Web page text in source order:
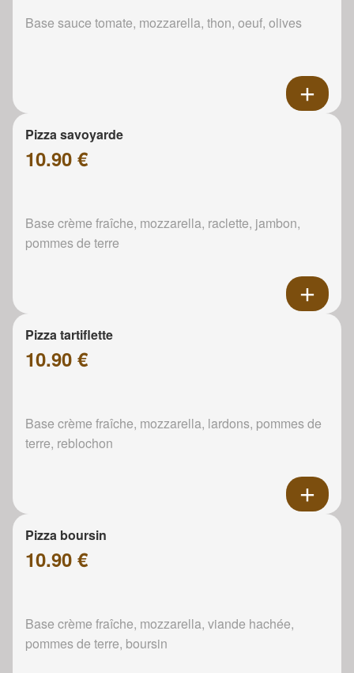
Base sauce tomate, mozzarella, thon, oeuf, olives
Pizza savoyarde
10.90 €
Base crème fraîche, mozzarella, raclette, jambon,
pommes de terre
Pizza tartiflette
10.90 €
Base crème fraîche, mozzarella, lardons, pommes de
terre, reblochon
Pizza boursin
10.90 €
Base crème fraîche, mozzarella, viande hachée,
pommes de terre, boursin